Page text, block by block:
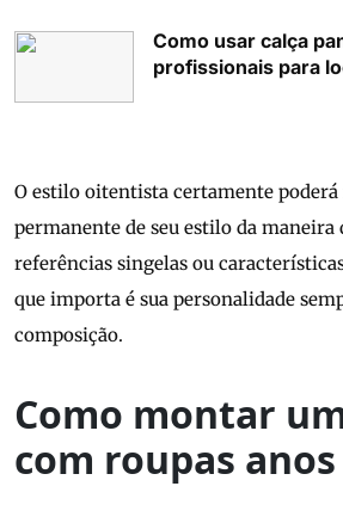
Como usar calça
profissionais para
O estilo oitentista certamente
permanente de seu estilo da maneira
referências singelas ou
que importa é sua personalidade
composição.
Como montar
com roupas anos